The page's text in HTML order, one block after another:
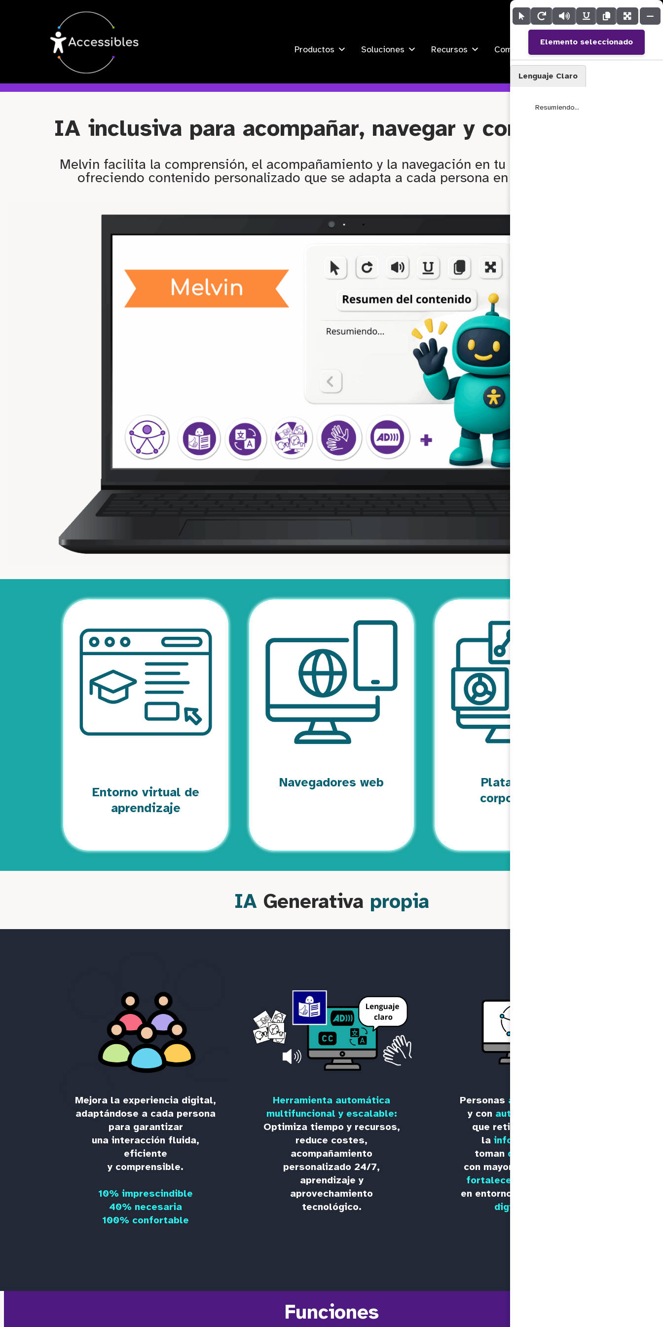
Productos Soluciones Recursos Compañía
Contacto
IA inclusiva para acompañar, navegar y comprender
Melvin facilita la comprensión, el acompañamiento y la navegación en tu entorno digital,
ofreciendo contenido personalizado que se adapta a cada persona en tiempo real.
Entorno virtual de
aprendizaje
Navegadores web
Plataformas
corporativas
IA Generativa propia
Mejora la experiencia digital,
adaptándose a cada persona
para garantizar
una interacción fluida,
eficiente
y comprensible.
10% imprescindible
40% necesaria
100% confortable
Herramienta automática
multifuncional y escalable:
Optimiza tiempo y recursos,
reduce costes,
acompañamiento
personalizado 24/7,
aprendizaje y
aprovechamiento
tecnológico.
Personas acompañadas
y con autoconfianza
que retienen mejor
la información
toman decisiones
con mayor
fortalecen
en entornos y servicios
digitales
Funciones
Elemento seleccionado
Lenguaje Claro
            Resumiendo...